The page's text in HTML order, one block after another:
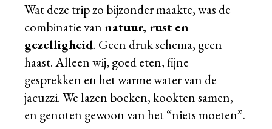
Wat deze trip zo bijzonder maakte, was de
combinatie vannatuur, rust en
gezelligheid. Geen druk schema, geen
haast. Alleen wij, goed eten, fijne
gesprekken en het warme water van de
jacuzzi. We lazen boeken, kookten samen,
en genoten gewoon van het “niets moeten”.